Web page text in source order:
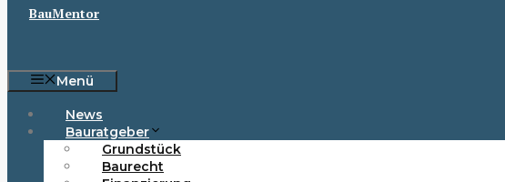
BauMentor
Menü
News
Bauratgeber
Grundstück
Baurecht